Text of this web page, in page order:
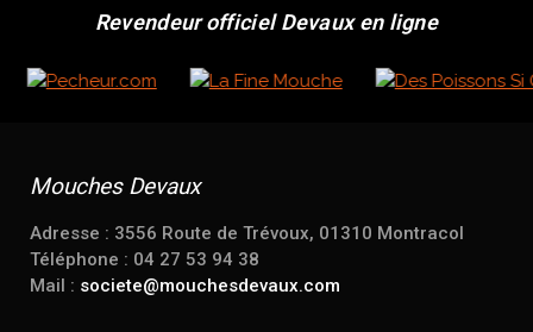
Revendeur officiel Devaux en ligne
Mouches Devaux
Adresse : 3556 Route de Trévoux, 01310 Montracol
Téléphone : 04 27 53 94 38
Mail : societe@mouchesdevaux.com